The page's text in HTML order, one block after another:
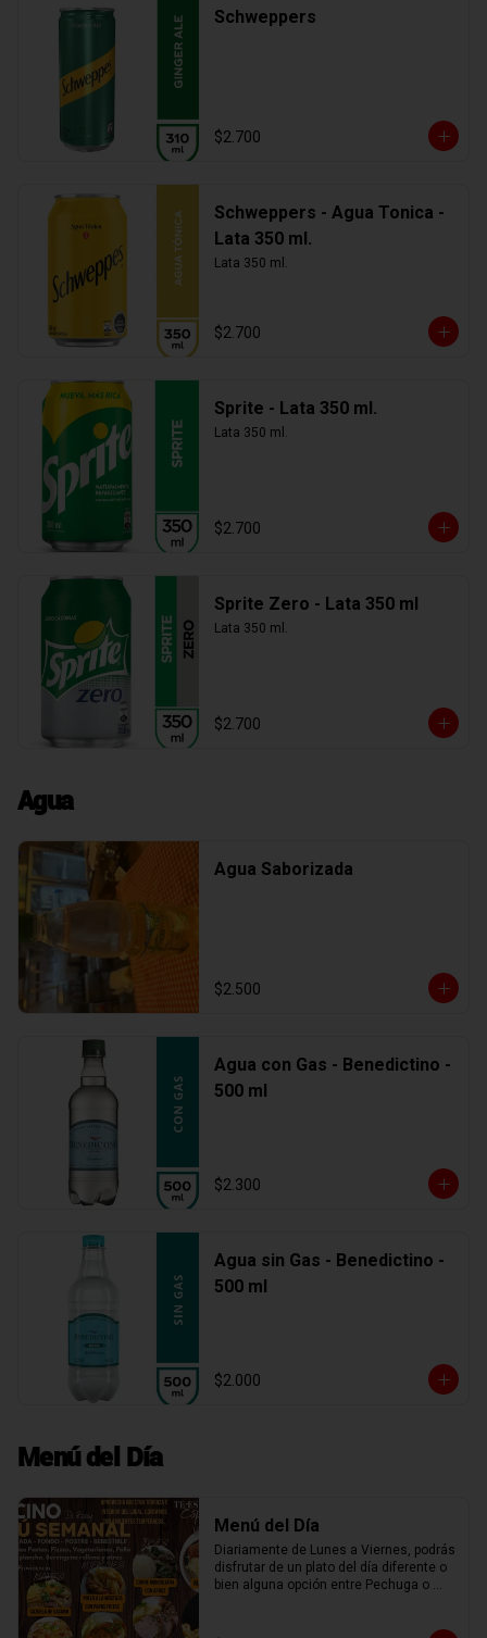
Schweppers
$2.700
Schweppers - Agua Tonica -
Lata 350 ml.
Lata 350 ml.
$2.700
Sprite - Lata 350 ml.
Lata 350 ml.
$2.700
Sprite Zero - Lata 350 ml
Lata 350 ml.
$2.700
Agua
Agua Saborizada
$2.500
Agua con Gas - Benedictino -
500 ml
$2.300
Agua sin Gas - Benedictino -
500 ml
$2.000
Menú del Día
Menú del Día
Diariamente de Lunes a Viernes, podrás
disfrutar de un plato del día diferente o
bien alguna opción entre Pechuga o